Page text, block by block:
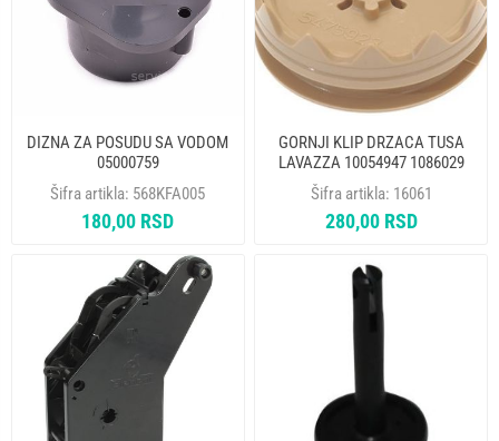
DIZNA ZA POSUDU SA VODOM
05000759
Šifra artikla: 568KFA005
180,00 RSD
GORNJI KLIP DRZACA TUSA
LAVAZZA 10054947 1086029
10063089
Šifra artikla: 16061
280,00 RSD